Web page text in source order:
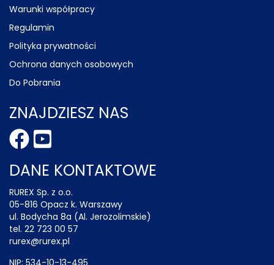
Warunki współpracy
Regulamin
Polityka prywatności
Ochrona danych osobowych
Do Pobrania
ZNAJDZIESZ NAS
DANE KONTAKTOWE
RUREX Sp. z o.o.
05-816 Opacz k. Warszawy
ul. Bodycha 8a (Al. Jerozolimskie)
tel. 22 723 00 57
rurex@rurex.pl
NIP: 534-10-13-495